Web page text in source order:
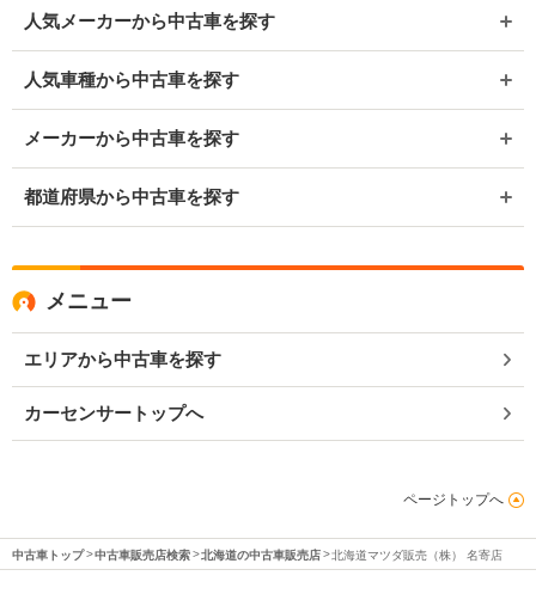
人気メーカーから中古車を探す
人気車種から中古車を探す
メーカーから中古車を探す
都道府県から中古車を探す
メニュー
エリアから中古車を探す
カーセンサートップへ
ページトップへ
中古車トップ 中古車販売店検索 北海道の中古車販売店 北海道マツダ販売（株） 名寄店